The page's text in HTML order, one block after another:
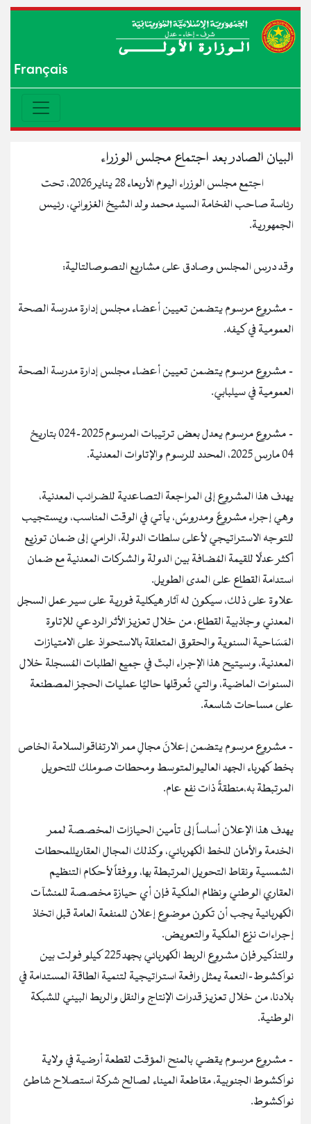
Français
البيان الصادر بعد اجتماع مجلس الوزراء
اجتمع مجلس الوزراء اليوم الأربعاء 28 يناير 2026، تحت
رئاسة صاحب الفخامة السيد محمد ولد الشيخ الغزواني، رئيس
الجمهورية.
وقد درس المجلس وصادق على مشاريع النصوصالتالية:
- مشروع مرسوم يتضمن تعيين أعضاء مجلس إدارة مدرسة الصحة
العمومية في كيفه.
- مشروع مرسوم يتضمن تعيين أعضاء مجلس إدارة مدرسة الصحة
العمومية في سيلبابي.
- مشروع مرسوم يعدل بعض ترتيبات المرسوم 2025-024 بتاريخ
04 مارس 2025، المحدد للرسوم والإتاوات المعدنية.
يهدف هذا المشروع إلى المراجعة التصاعدية للضرائب المعدنية،
وهي إجراء مشروعً ومدروسً، يأتي في الوقت المناسب، ويستجيب
للتوجه الاستراتيجي لأعلى سلطات الدولة، الرامي إلى ضمان توزيع
أكثر عدلًا للقيمة المُضافة بين الدولة والشركات المعدنية مع ضمان
استدامة القطاع على المدى الطويل.
علاوة على ذلك، سيكون له آثار هيكلية فورية على سير عمل السجل
المعدني وجاذبية القطاع، من خلال تعزيز الأثر الردعي للإتاوة
المَسَاحية السنوية والحقوق المتعلقة بالاستحواذ على الامتيازات
المعدنية، وسيتيح هذا الإجراء البتّ في جميع الطلبات المُسجلة خلال
السنوات الماضية، والتي تُعرقلها حاليًا عمليات الحجز المصطنعة
على مساحات شاسعة.
- مشروع مرسوم يتضمن إعلانَ مجالِ ممر الارتفاقوالسلامة الخاص
بخط كهرباء الجهد العاليوالمتوسط ومحطات صوملك للتحويل
المرتبطة به،منطقةً ذات نفع عام.
يهدف هذا الإعلان أساساً إلى تأمين الحيازات المخصصة لممر
الخدمة والأمان للخط الكهربائي، وكذلك المجال العقاريللمحطات
الشمسية ونقاط التحويل المرتبطة بها، ووفقاً لأحكام التنظيم
العقاري الوطني ونظام الملكية فإن أي حيازة مخصصة للمنشآت
الكهربائية يجب أن تكون موضوع إعلان للمنفعة العامة قبل اتخاذ
إجراءات نزع الملكية والتعويض.
وللتذكير فإن مشروع الربط الكهربائي بجهد 225 كيلو فولت بين
نواكشوط–النعمة يمثل رافعة استراتيجية لتنمية الطاقة المستدامة في
بلادنا، من خلال تعزيز قدرات الإنتاج والنقل والربط البيني للشبكة
الوطنية.
- مشروع مرسوم يقضي بالمنح المؤقت لقطعة أرضية في ولاية
نواكشوط الجنوبية، مقاطعة الميناء لصالح شركة استصلاح شاطئ
نواكشوط.